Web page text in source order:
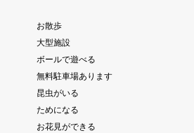
お散歩
大型施設
ボールで遊べる
無料駐車場あります
昆虫がいる
ためになる
お花見ができる